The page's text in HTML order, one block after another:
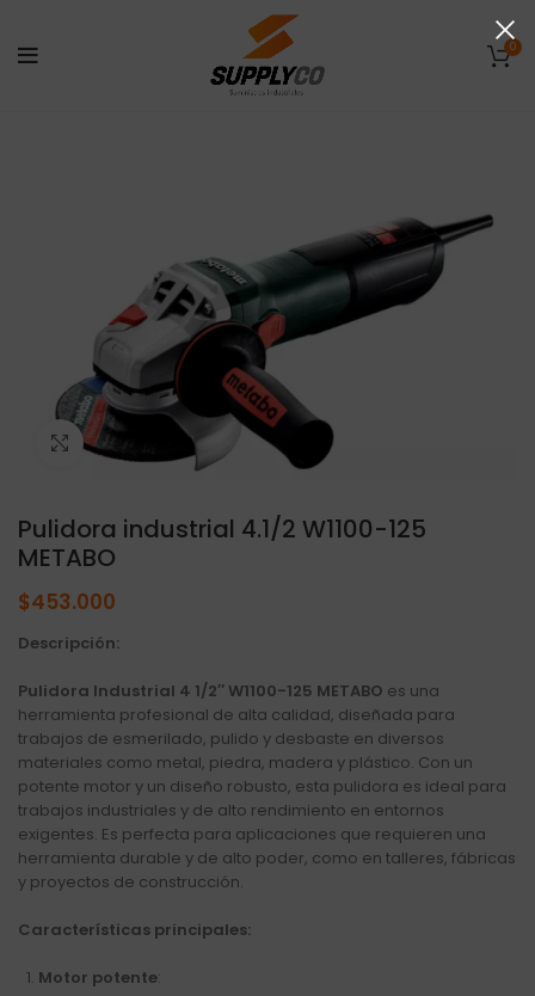
0
Click to enlarge
Pulidora industrial 4.1/2 W1100-125
METABO
$453.000
Descripción:
Pulidora Industrial 4 1/2″ W1100-125 METABO es una
herramienta profesional de alta calidad, diseñada para
trabajos de esmerilado, pulido y desbaste en diversos
materiales como metal, piedra, madera y plástico. Con un
potente motor y un diseño robusto, esta pulidora es ideal para
trabajos industriales y de alto rendimiento en entornos
exigentes. Es perfecta para aplicaciones que requieren una
herramienta durable y de alto poder, como en talleres, fábricas
y proyectos de construcción.
Características principales:
Motor potente: